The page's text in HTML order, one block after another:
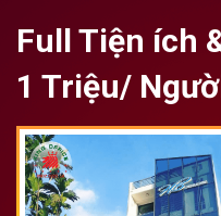
Full Tiện ích
1 Triệu/